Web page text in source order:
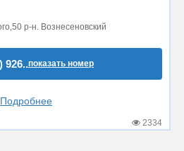
р-н. Вознесеновский
926..показать номер
Подробнее
2334